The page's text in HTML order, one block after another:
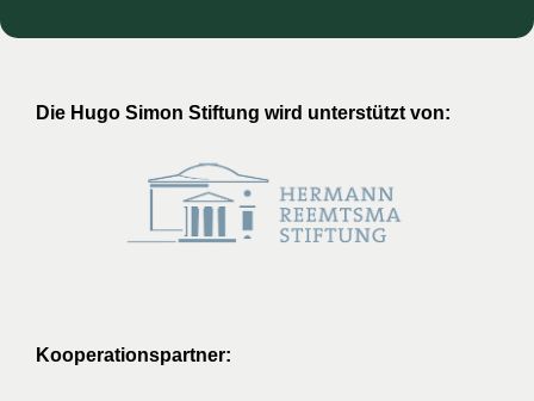
Die Hugo Simon Stiftung wird unterstützt von:
Kooperationspartner: